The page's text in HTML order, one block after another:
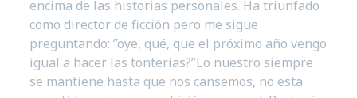
encima de las historias personales. Ha triunfado
como director de ficción pero me sigue
preguntando: ”oye, qué, que el próximo año vengo
igual a hacer las tonterías?”Lo nuestro siempre
se mantiene hasta que nos cansemos, no esta